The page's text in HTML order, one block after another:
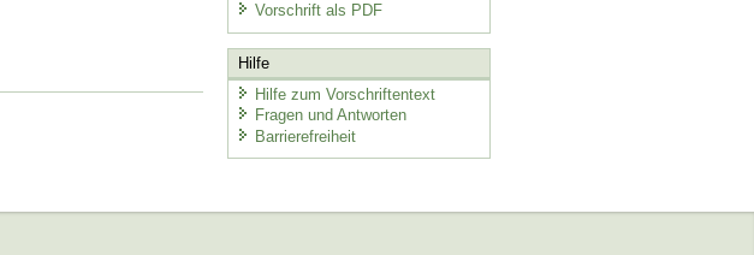
Vorschrift als PDF
Hilfe
Hilfe zum Vorschriftentext
Fragen und Antworten
Barrierefreiheit